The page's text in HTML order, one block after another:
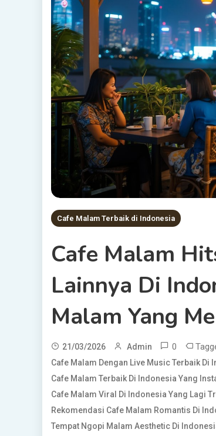
Cafe Malam Terbaik di Indonesia
Cafe Malam
Lainnya Di
Malam Yang
21/03/2026 Admin 0
Cafe Malam Dengan Live Music Terbaik Di
Cafe Malam Terbaik Di Indonesia Yang
Cafe Malam Viral Di Indonesia Yang Lagi
Rekomendasi Cafe Malam Romantis Di
Tempat Ngopi Malam Aesthetic Di